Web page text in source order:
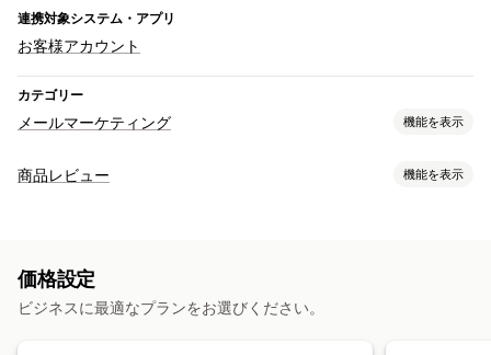
連携対象システム・アプリ
お客様アカウント
カテゴリー
メールマーケティング 機能を表示
キャンペーンタイプ
出口意図 カゴ落ち
フォローアップメール
値下げ通知メール
再入荷通知メール
商品レビュー 機能を表示
グリッドレイアウト
価格設定
ビジネスに最適なプランをお選びください。